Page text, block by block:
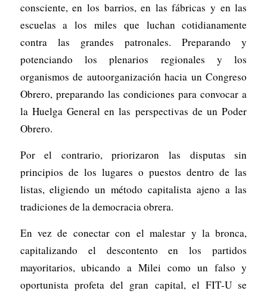
consciente, en los barrios, en las fábricas y en las
escuelas a los miles que luchan cotidianamente
contra las grandes patronales. Preparando y
potenciando los plenarios regionales y los
organismos de autoorganización hacia un Congreso
Obrero, preparando las condiciones para convocar a
la Huelga General en las perspectivas de un Poder
Obrero.
Por el contrario, priorizaron las disputas sin
principios de los lugares o puestos dentro de las
listas, eligiendo un método capitalista ajeno a las
tradiciones de la democracia obrera.
En vez de conectar con el malestar y la bronca,
capitalizando el descontento en los partidos
mayoritarios, ubicando a Milei como un falso y
oportunista profeta del gran capital, el FIT-U se